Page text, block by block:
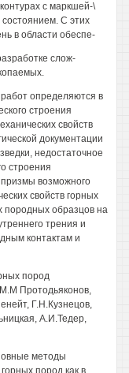
с маркшей-\
С этих
в области обеспе-
слож-
определяются в
строения
свойств
документации
недостаточное
строения
возможного
свойств горных
породных образцов на
трения и
контактам и
пород
Протодьяконов,
Г.Н.Кузнецов,
А.И.Тедер,
методы
пород как в